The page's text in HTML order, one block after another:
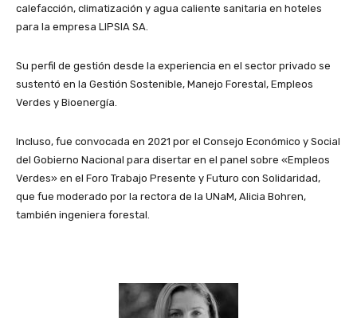
calefacción, climatización y agua caliente sanitaria en hoteles
para la empresa LIPSIA SA.
Su perfil de gestión desde la experiencia en el sector privado se
sustentó en la Gestión Sostenible, Manejo Forestal, Empleos
Verdes y Bioenergía.
Incluso, fue convocada en 2021 por el Consejo Económico y Social
del Gobierno Nacional para disertar en el panel sobre «Empleos
Verdes» en el Foro Trabajo Presente y Futuro con Solidaridad,
que fue moderado por la rectora de la UNaM, Alicia Bohren,
también ingeniera forestal.